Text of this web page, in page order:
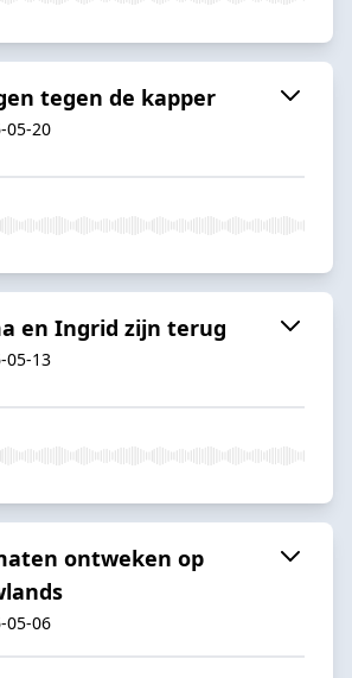
tegen de kapper
05-20
en Ingrid zijn terug
05-13
ontweken op
05-06